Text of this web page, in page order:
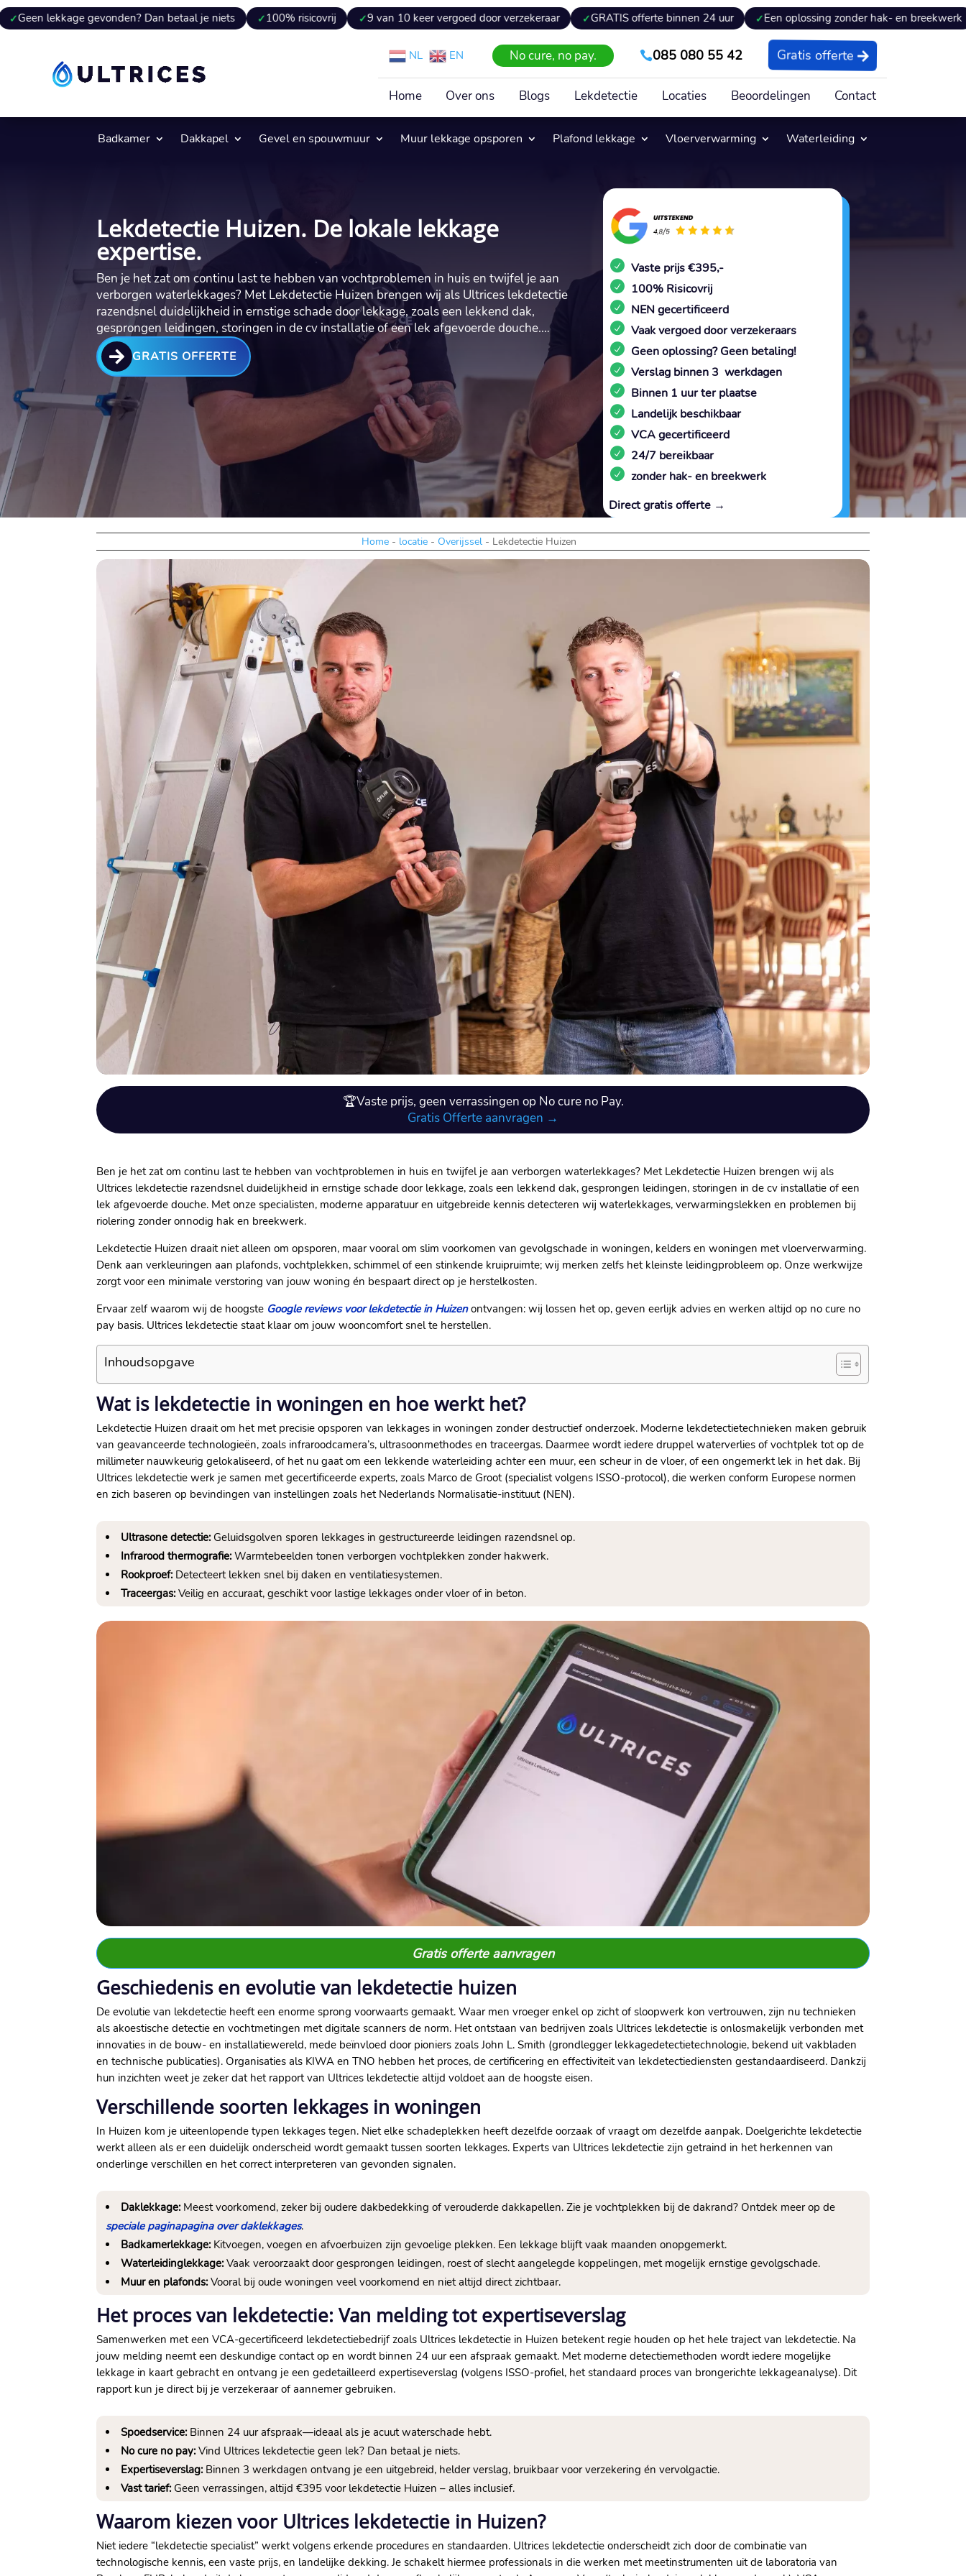
gevonden? Dan betaal je niets 100% risicovrij 9 van 10 keer vergoed door verzekeraar GRATIS offerte binnen 24 uur Een oplossing zonder hak- en breekwerk
NL EN No cure, no pay. 085 080 55 42 Gratis offerte
Home Over ons Blogs Lekdetectie Locaties Beoordelingen Contact
Badkamer Dakkapel Gevel en spouwmuur Muur lekkage opsporen Plafond lekkage Vloerverwarming Waterleiding
Lekdetectie Huizen. De lokale lekkage
expertise.
Ben je het zat om continu last te hebben van vochtproblemen in huis en twijfel je aan
verborgen waterlekkages? Met Lekdetectie Huizen brengen wij als Ultrices lekdetectie
razendsnel duidelijkheid in ernstige schade door lekkage, zoals een lekkend dak,
gesprongen leidingen, storingen in de cv installatie of een lek afgevoerde douche.​…
 GRATIS OFFERTE
Vaste prijs €395,-
100% Risicovrij
NEN gecertificeerd
Vaak vergoed door verzekeraars
Geen oplossing? Geen betaling!
Verslag binnen 3 werkdagen
Binnen 1 uur ter plaatse
Landelijk beschikbaar
VCA gecertificeerd
24/7 bereikbaar
zonder hak- en breekwerk
Direct gratis offerte →
Home- locatie- Overijssel- Lekdetectie Huizen
🏆Vaste prijs, geen verrassingen op No cure no Pay.
Gratis Offerte aanvragen →
Ben je het zat om continu last te hebben van vochtproblemen in huis en twijfel je aan verborgen waterlekkages? Met Lekdetectie Huizen brengen wij als
Ultrices lekdetectie razendsnel duidelijkheid in ernstige schade door lekkage, zoals een lekkend dak, gesprongen leidingen, storingen in de cv installatie of een
lek afgevoerde douche.​ Met onze specialisten, moderne apparatuur en uitgebreide kennis detecteren wij waterlekkages, verwarmingslekken en problemen bij
riolering zonder onnodig hak en breekwerk.​
Lekdetectie Huizen draait niet alleen om opsporen, maar vooral om slim voorkomen van gevolgschade in woningen, kelders en woningen met vloerverwarming.​
Denk aan verkleuringen aan plafonds, vochtplekken, schimmel of een stinkende kruipruimte; wij merken zelfs het kleinste leidingprobleem op.​ Onze werkwijze
zorgt voor een minimale verstoring van jouw woning én bespaart direct op je herstelkosten.​
Ervaar zelf waarom wij de hoogste Google reviews voor lekdetectie in Huizenontvangen: wij lossen het op, geven eerlijk advies en werken altijd op no cure no
pay basis.​ Ultrices lekdetectie staat klaar om jouw wooncomfort snel te herstellen.​
Inhoudsopgave
Wat is lekdetectie in woningen en hoe werkt het?
Lekdetectie Huizen draait om het met precisie opsporen van lekkages in woningen zonder destructief onderzoek.​ Moderne lekdetectietechnieken maken gebruik
van geavanceerde technologieën, zoals infraroodcamera’s, ultrasoonmethodes en traceergas.​ Daarmee wordt iedere druppel waterverlies of vochtplek tot op de
millimeter nauwkeurig gelokaliseerd, of het nu gaat om een lekkende waterleiding achter een muur, een scheur in de vloer, of een ongemerkt lek in het dak.​ Bij
Ultrices lekdetectie werk je samen met gecertificeerde experts, zoals Marco de Groot (specialist volgens ISSO-protocol), die werken conform Europese normen
en zich baseren op bevindingen van instellingen zoals het Nederlands Normalisatie-instituut (NEN).​
Ultrasone detectie:Geluidsgolven sporen lekkages in gestructureerde leidingen razendsnel op.​
Infrarood thermografie:Warmtebeelden tonen verborgen vochtplekken zonder hakwerk.​
Rookproef:Detecteert lekken snel bij daken en ventilatiesystemen.​
Traceergas:Veilig en accuraat, geschikt voor lastige lekkages onder vloer of in beton.​
Gratis offerte aanvragen
Geschiedenis en evolutie van lekdetectie huizen
De evolutie van lekdetectie heeft een enorme sprong voorwaarts gemaakt.​ Waar men vroeger enkel op zicht of sloopwerk kon vertrouwen, zijn nu technieken
als akoestische detectie en vochtmetingen met digitale scanners de norm.​ Het ontstaan van bedrijven zoals Ultrices lekdetectie is onlosmakelijk verbonden met
innovaties in de bouw- en installatiewereld, mede beïnvloed door pioniers zoals John L.​ Smith (grondlegger lekkagedetectietechnologie, bekend uit vakbladen
en technische publicaties).​ Organisaties als KIWA en TNO hebben het proces, de certificering en effectiviteit van lekdetectiediensten gestandaardiseerd.​ Dankzij
hun inzichten weet je zeker dat het rapport van Ultrices lekdetectie altijd voldoet aan de hoogste eisen.​
Verschillende soorten lekkages in woningen
In Huizen kom je uiteenlopende typen lekkages tegen.​ Niet elke schadeplekken heeft dezelfde oorzaak of vraagt om dezelfde aanpak.​ Doelgerichte lekdetectie
werkt alleen als er een duidelijk onderscheid wordt gemaakt tussen soorten lekkages.​ Experts van Ultrices lekdetectie zijn getraind in het herkennen van
onderlinge verschillen en het correct interpreteren van gevonden signalen.​
Daklekkage:Meest voorkomend, zeker bij oudere dakbedekking of verouderde dakkapellen.​ Zie je vochtplekken bij de dakrand? Ontdek meer op de
speciale paginapagina over daklekkages.​
Badkamerlekkage:Kitvoegen, voegen en afvoerbuizen zijn gevoelige plekken.​ Een lekkage blijft vaak maanden onopgemerkt.​
Waterleidinglekkage:Vaak veroorzaakt door gesprongen leidingen, roest of slecht aangelegde koppelingen, met mogelijk ernstige gevolgschade.​
Muur en plafonds:Vooral bij oude woningen veel voorkomend en niet altijd direct zichtbaar.​
Het proces van lekdetectie: Van melding tot expertiseverslag
Samenwerken met een VCA-gecertificeerd lekdetectiebedrijf zoals Ultrices lekdetectie in Huizen betekent regie houden op het hele traject van lekdetectie.​ Na
jouw melding neemt een deskundige contact op en wordt binnen 24 uur een afspraak gemaakt.​ Met moderne detectiemethoden wordt iedere mogelijke
lekkage in kaart gebracht en ontvang je een gedetailleerd expertiseverslag (volgens ISSO-profiel, het standaard proces van brongerichte lekkageanalyse).​ Dit
rapport kun je direct bij je verzekeraar of aannemer gebruiken.​
Spoedservice:Binnen 24 uur afspraak—ideaal als je acuut waterschade hebt.​
No cure no pay:Vind Ultrices lekdetectie geen lek? Dan betaal je niets.​
Expertiseverslag:Binnen 3 werkdagen ontvang je een uitgebreid, helder verslag, bruikbaar voor verzekering én vervolgactie.​
Vast tarief:Geen verrassingen, altijd €395 voor lekdetectie Huizen – alles inclusief.​
Waarom kiezen voor Ultrices lekdetectie in Huizen?
Niet iedere “lekdetectie specialist” werkt volgens erkende procedures en standaarden.​ Ultrices lekdetectie onderscheidt zich door de combinatie van
technologische kennis, een vaste prijs, en landelijke dekking.​ Je schakelt hiermee professionals in die werken met meetinstrumenten uit de laboratoria van